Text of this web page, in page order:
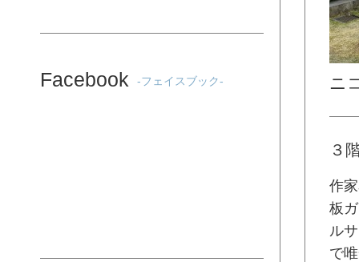
Facebook -フェイスブック- ニ
３
作
板
ル
で